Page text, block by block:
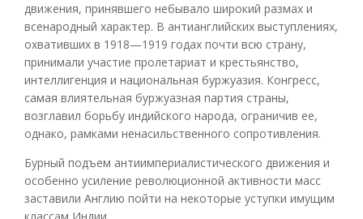
движения, принявшего небывало широкий размах и
всенародный характер. В антианглийских выступлениях,
охвативших в 1918—1919 годах почти всю страну,
принимали участие пролетариат и крестьянство,
интеллигенция и национальная буржуазия. Конгресс,
самая влиятельная буржуазная партия страны,
возглавил борьбу индийского народа, ограничив ее,
однако, рамками ненасильственного сопротивления.
Бурный подъем антиимпериалистического движения и
особенно усиление революционной активности масс
заставили Англию пойти на некоторые уступки имущим